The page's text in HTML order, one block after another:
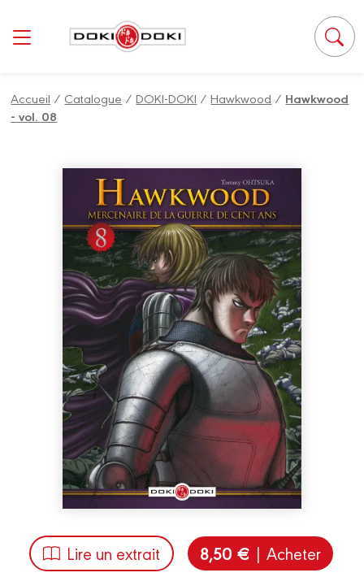
Accueil / Catalogue /DOKI-DOKI /Hawkwood / Hawkwood
- vol. 08
Lire un extrait 8,50 € | Acheter